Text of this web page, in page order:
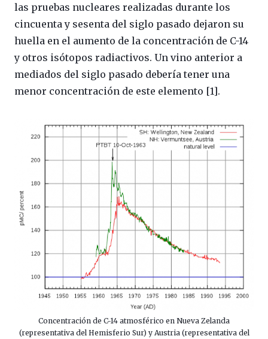
las pruebas nucleares realizadas durante los
cincuenta y sesenta del siglo pasado dejaron su
huella en el aumento de la concentración de C-14
y otros isótopos radiactivos. Un vino anterior a
mediados del siglo pasado debería tener una
menor concentración de este elemento [1].
Concentración de C-14 atmosférico en Nueva Zelanda
(representativa del Hemisferio Sur) y Austria (representativa del